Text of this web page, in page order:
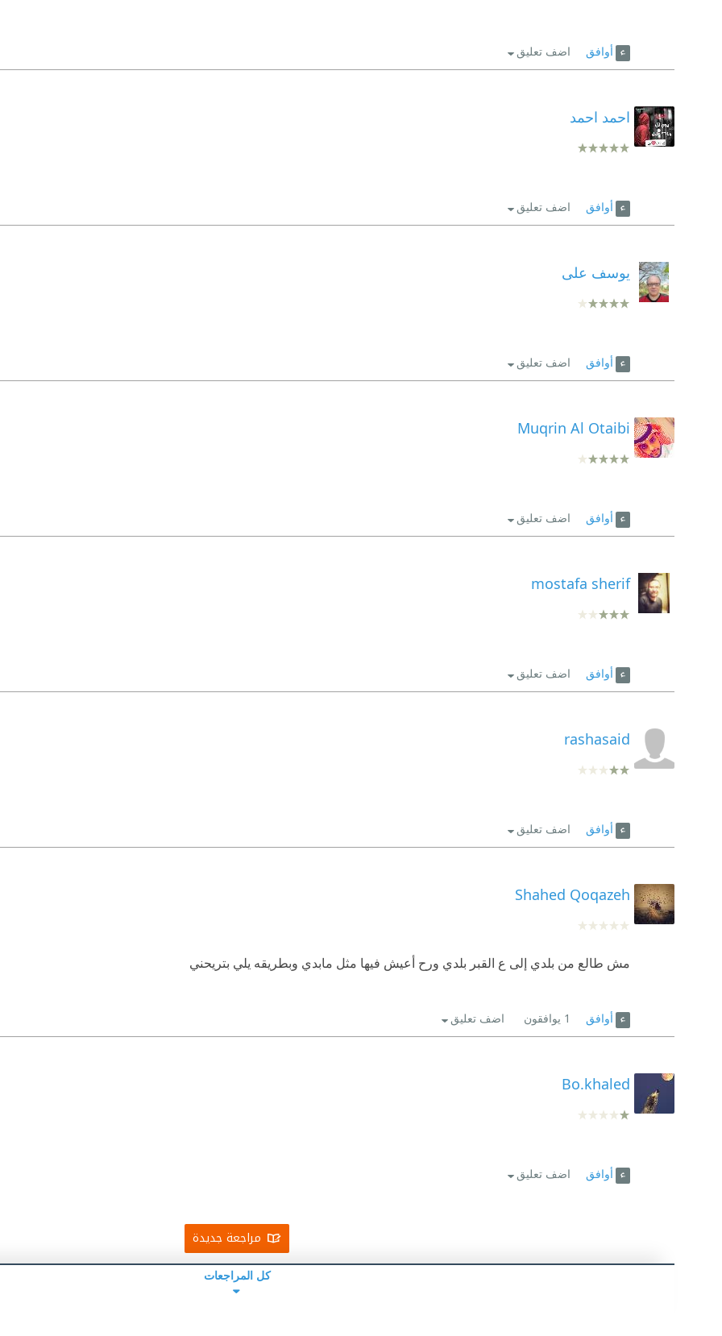
أوافق اضف تعليق
احمد احمد
أوافق اضف تعليق
يوسف على
أوافق اضف تعليق
Muqrin Al Otaibi
أوافق اضف تعليق
mostafa sherif
أوافق اضف تعليق
rashasaid
أوافق اضف تعليق
Shahed Qoqazeh
مش طالع من بلدي إلى ع القبر بلدي ورح أعيش فيها مثل مابدي وبطريقه يلي بتريحني
أوافق 1 يوافقون اضف تعليق
Bo.khaled
أوافق اضف تعليق
مراجعة جديدة
كل المراجعات